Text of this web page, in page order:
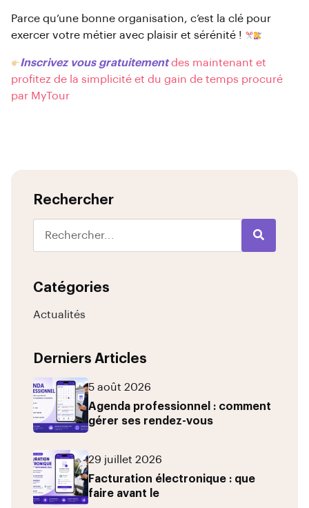
Parce qu’une bonne organisation, c’est la clé pour
exercer votre métier avec plaisir et sérénité !
Inscrivez vous gratuitement des maintenant et
profitez de la simplicité et du gain de temps procuré
par MyTour
Rechercher
Catégories
Actualités
Derniers Articles
5 août 2026
Agenda professionnel : comment
gérer ses rendez-vous
29 juillet 2026
Facturation électronique : que
faire avant le